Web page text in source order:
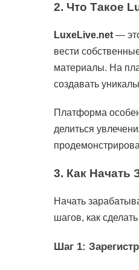
2. Что Такое
LuxeLive.net —
вести
материалы. На
создавать
Платформа
делиться
3. Как Начать
Начать
шагов, как сделать
Шаг 1: